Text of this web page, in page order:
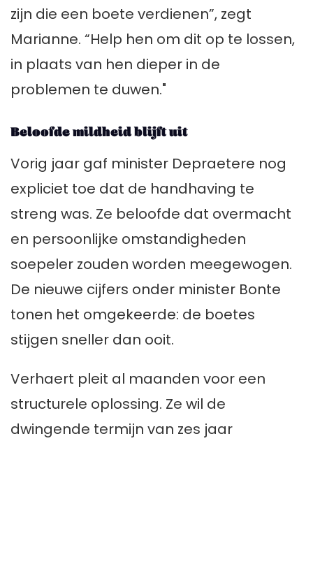
zijn die een boete verdienen”, zegt
Marianne. “Help hen om dit op te lossen,
in plaats van hen dieper in de
problemen te duwen."
Beloofde mildheid blijft uit
Vorig jaar gaf minister Depraetere nog
expliciet toe dat de handhaving te
streng was. Ze beloofde dat overmacht
en persoonlijke omstandigheden
soepeler zouden worden meegewogen.
De nieuwe cijfers onder minister Bonte
tonen het omgekeerde: de boetes
stijgen sneller dan ooit.
Verhaert pleit al maanden voor een
structurele oplossing. Ze wil de
dwingende termijn van zes jaar